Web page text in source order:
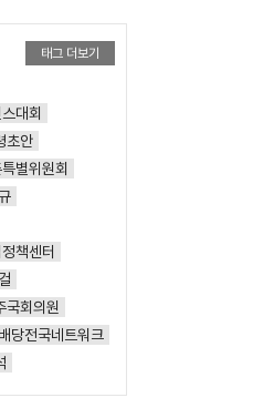
태그 더보기
대회
초안
별위원회
책센터
국회의원
당전국네트워크